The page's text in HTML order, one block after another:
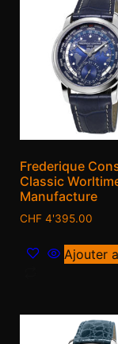
Frederique
Classic
Manufacture
CHF 4'395.00
Ajouter